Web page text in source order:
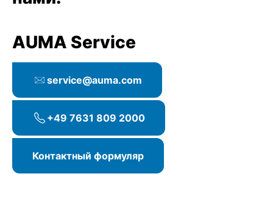
AUMA Service
service@auma.com
+49 7631 809 2000
Контактный формуляр